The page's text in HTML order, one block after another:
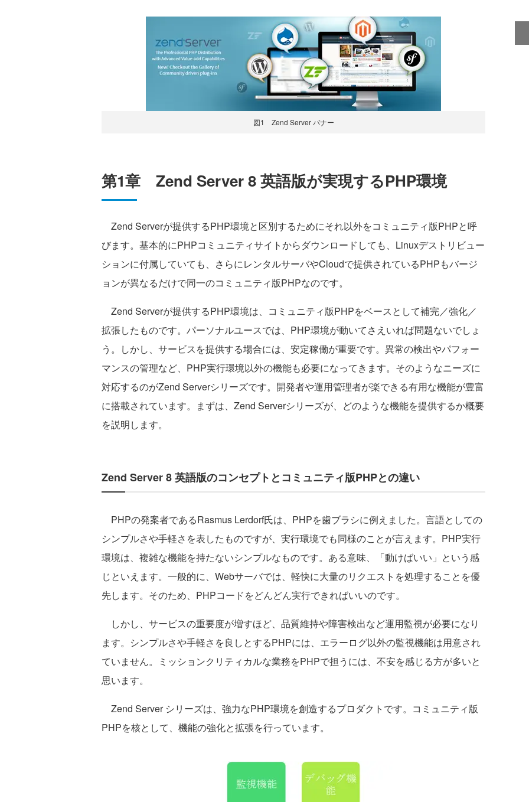
図1 Zend Server バナー
第1章 Zend Server 8 英語版が実現するPHP環境
Zend Serverが提供するPHP環境と区別するためにそれ以外をコミュニティ版PHPと呼
びます。基本的にPHPコミュニティサイトからダウンロードしても、Linuxデストリビュー
ションに付属していても、さらにレンタルサーバやCloudで提供されているPHPもバージ
ョンが異なるだけで同一のコミュニティ版PHPなのです。
Zend Serverが提供するPHP環境は、コミュニティ版PHPをベースとして補完／強化／
拡張したものです。パーソナルユースでは、PHP環境が動いてさえいれば問題ないでしょ
う。しかし、サービスを提供する場合には、安定稼働が重要です。異常の検出やパフォー
マンスの管理など、PHP実行環境以外の機能も必要になってきます。そのようなニーズに
対応するのがZend Serverシリーズです。開発者や運用管理者が楽できる有用な機能が豊富
に搭載されています。まずは、Zend Serverシリーズが、どのような機能を提供するか概要
を説明します。
Zend Server 8 英語版のコンセプトとコミュニティ版PHPとの違い
PHPの発案者であるRasmus Lerdorf氏は、PHPを歯ブラシに例えました。言語としての
シンプルさや手軽さを表したものですが、実行環境でも同様のことが言えます。PHP実行
環境は、複雑な機能を持たないシンプルなものです。ある意味、「動けばいい」という感
じといえます。一般的に、Webサーバでは、軽快に大量のリクエストを処理することを優
先します。そのため、PHPコードをどんどん実行できればいいのです。
しかし、サービスの重要度が増すほど、品質維持や障害検出など運用監視が必要になり
ます。シンプルさや手軽さを良しとするPHPには、エラーログ以外の監視機能は用意され
ていません。ミッションクリティカルな業務をPHPで担うには、不安を感じる方が多いと
思います。
Zend Server シリーズは、強力なPHP環境を創造するプロダクトです。コミュニティ版
PHPを核として、機能の強化と拡張を行っています。